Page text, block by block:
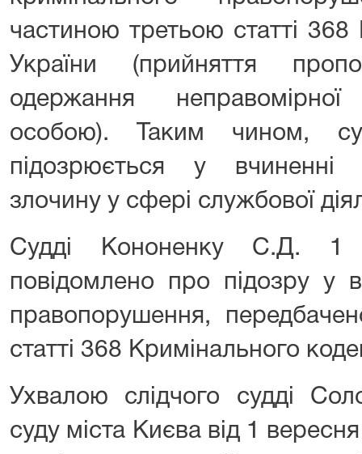
частиною третьою статті 368
України (прийняття
одержання
особою). Таким чином,
підозрюється у вчиненні
злочину у сфері службової
Судді Кононенку С.Д. 1
повідомлено про підозру у
правопорушення,
статті 368 Кримінального
Ухвалою слідчого судді
суду міста Києва від 1